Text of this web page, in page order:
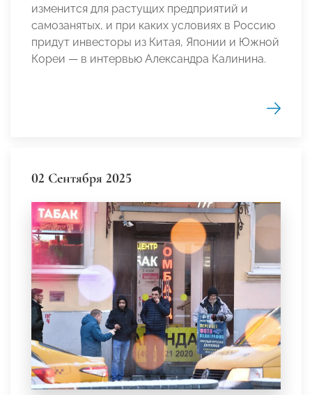
изменится для растущих предприятий и
самозанятых, и при каких условиях в Россию
придут инвесторы из Китая, Японии и Южной
Кореи — в интервью Александра Калинина.
02 Сентября 2025